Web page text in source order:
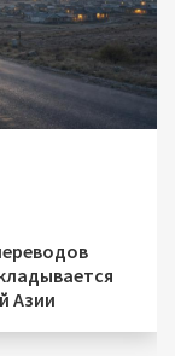
Азии